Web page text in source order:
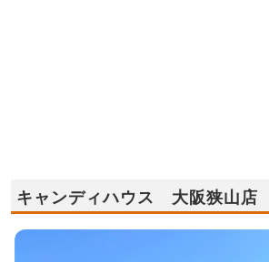
キャンディハウス 大阪狭山店